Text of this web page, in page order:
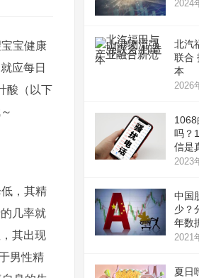
宝健康
应每日
酸（以下
，其精
几率就
其出现
男性精
2024
北汽
联合
本
2026
1068
吗？
信是
2023
中国
少？
年数
2021
夏日